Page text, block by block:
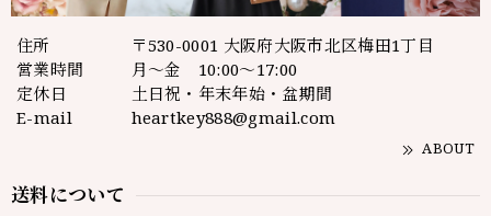
住所
〒530-0001 大阪府大阪市北区梅田1丁目
営業時間
月～金 10:00～17:00
定休日
土日祝・年末年始・盆期間
E-mail
heartkey888@gmail.com
ABOUT
送料について